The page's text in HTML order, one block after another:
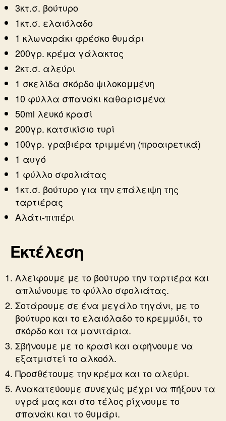
3κτ.σ. βούτυρο
1κτ.σ. ελαιόλαδο
1 κλωναράκι φρέσκο θυμάρι
200γρ. κρέμα γάλακτος
2κτ.σ. αλεύρι
1 σκελίδα σκόρδο ψιλοκομμένη
10 φύλλα σπανάκι καθαρισμένα
50ml λευκό κρασί
200γρ. κατσικίσιο τυρί
100γρ. γραβιέρα τριμμένη (προαιρετικά)
1 αυγό
1 φύλλο σφολιάτας
1κτ.σ. βούτυρο για την επάλειψη της
ταρτιέρας
Αλάτι-πιπέρι
Εκτέλεση
Αλείφουμε με το βούτυρο την ταρτιέρα και
απλώνουμε το φύλλο σφολιάτας.
Σοτάρουμε σε ένα μεγάλο τηγάνι, με το
βούτυρο και το ελαιόλαδο το κρεμμύδι, το
σκόρδο και τα μανιτάρια.
Σβήνουμε με το κρασί και αφήνουμε να
εξατμιστεί το αλκοόλ.
Προσθέτουμε την κρέμα και το αλεύρι.
Ανακατεύουμε συνεχώς μέχρι να πήξουν τα
υγρά μας και στο τέλος ρίχνουμε το
σπανάκι και το θυμάρι.